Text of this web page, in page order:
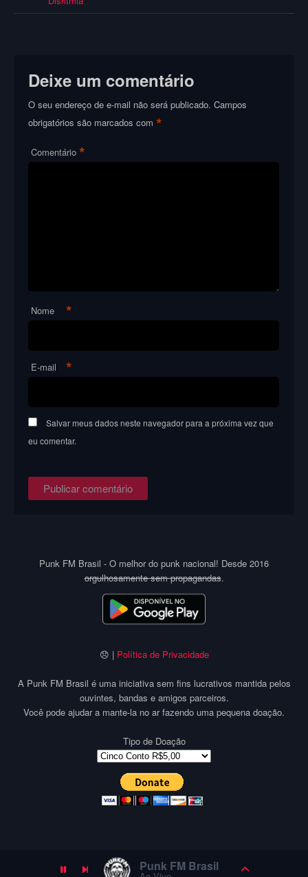
Deixe um comentário
O seu endereço de e-mail não será publicado. Campos
obrigatórios são marcados com*
Comentário *
Nome *
E-mail *
Salvar meus dados neste navegador para a próxima vez que
eu comentar.
Punk FM Brasil - O melhor do punk nacional! Desde 2016
orgulhosamente sem propagandas.
😞 | Política de Privacidade
A Punk FM Brasil é uma iniciativa sem fins lucrativos mantida pelos
ouvintes, bandas e amigos parceiros.
Você pode ajudar a mante-la no ar fazendo uma pequena doação.
Tipo de Doação
Punk FM Brasil